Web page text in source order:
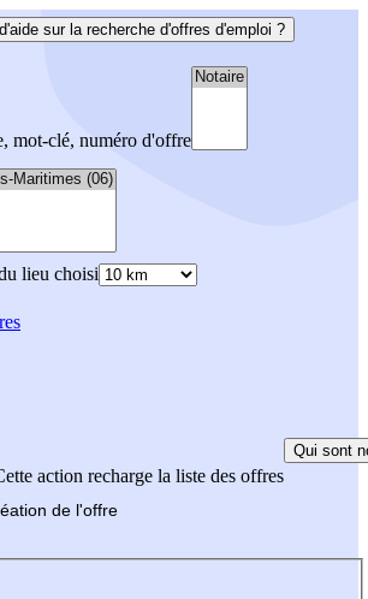
sur la recherche d'offres d'emploi ?
mot-clé, numéro d'offre
lieu choisi
action recharge la liste des offres
Qui sont
de l'offre